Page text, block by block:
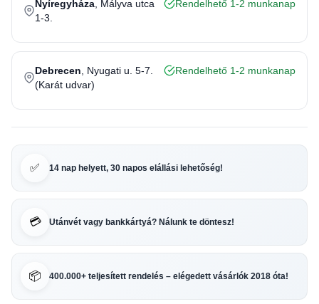
Nyíregyháza , Mályva utca
1-3.
Rendelhető 1-2 munkanap
Debrecen , Nyugati u. 5-7.
(Karát udvar)
Rendelhető 1-2 munkanap
✅ 14 nap helyett, 30 napos elállási lehetőség!
💳 Utánvét vagy bankkártyá? Nálunk te döntesz!
📦 400.000+ teljesített rendelés – elégedett vásárlók 2018 óta!